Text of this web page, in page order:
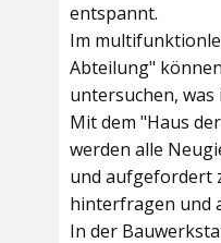
entspannt.
Im
Abteilung"
untersuchen, was
Mit dem "Haus
werden alle
und aufgefordert
hinterfragen und
In der